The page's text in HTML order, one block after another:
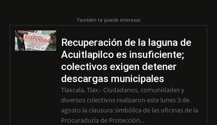
También te puede interesar
Recuperación de la laguna de
Acuitlapilco es insuficiente;
colectivos exigen detener
descargas municipales
Tlaxcala, Tlax.- Ciudadanos, comunidades y
diversos colectivos realizaron este lunes 3 de
agosto la clausura simbólica de las oficinas de la
Procuraduría de Protección...